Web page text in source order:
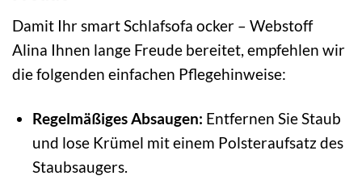
Damit Ihr smart Schlafsofa ocker – Webstoff
Alina Ihnen lange Freude bereitet, empfehlen wir
die folgenden einfachen Pflegehinweise:
Regelmäßiges Absaugen: Entfernen Sie Staub
und lose Krümel mit einem Polsteraufsatz des
Staubsaugers.